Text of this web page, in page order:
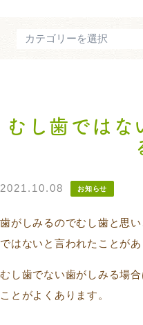
むし歯では
2021.10.08 お知らせ
歯がしみるのでむし歯と思
ではないと言われたことがあ
むし歯でない歯がしみる場
ことがよくあります。